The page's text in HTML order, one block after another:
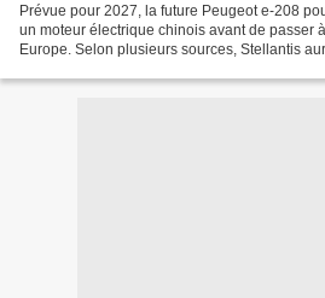
Prévue pour 2027, la future Peugeot e-208
un moteur électrique chinois avant de passer
Europe. Selon plusieurs sources, Stellantis